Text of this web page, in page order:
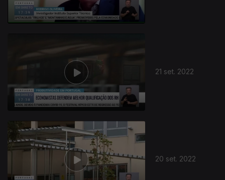
21 set. 2022
20 set. 2022